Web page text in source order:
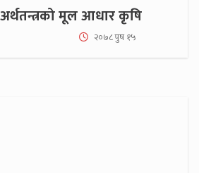
मूल आधार कृषि
२०७८ पुष १५